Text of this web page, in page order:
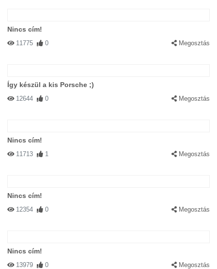
Nincs cím!
11775 0 Megosztás
Így készül a kis Porsche ;)
12644 0 Megosztás
Nincs cím!
11713 1 Megosztás
Nincs cím!
12354 0 Megosztás
Nincs cím!
13979 0 Megosztás